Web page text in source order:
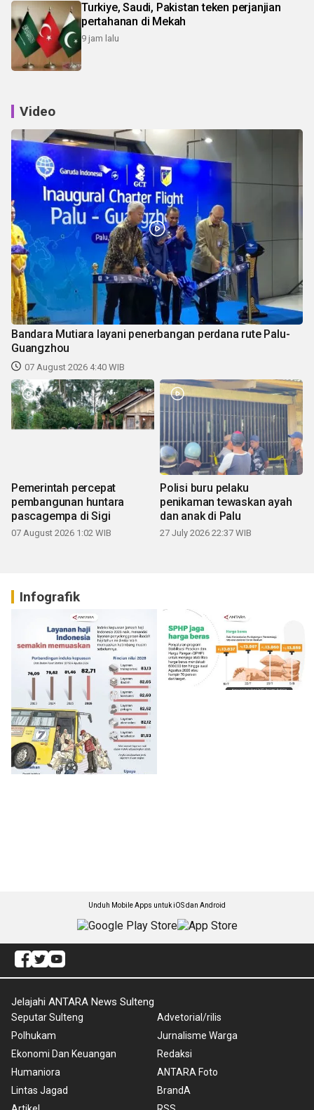
Turkiye, Saudi, Pakistan teken perjanjian
pertahanan di Mekah
9 jam lalu
Video
Bandara Mutiara layani penerbangan perdana rute Palu-
Guangzhou
07 August 2026 4:40 WIB
Pemerintah percepat
pembangunan huntara
pascagempa di Sigi
07 August 2026 1:02 WIB
Polisi buru pelaku
penikaman tewaskan ayah
dan anak di Palu
27 July 2026 22:37 WIB
Infografik
Unduh Mobile Apps untuk iOS dan Android
Jelajahi ANTARA News Sulteng
Seputar Sulteng
Polhukam
Ekonomi Dan Keuangan
Humaniora
Lintas Jagad
Advetorial/rilis
Jurnalisme Warga
Redaksi
ANTARA Foto
BrandA